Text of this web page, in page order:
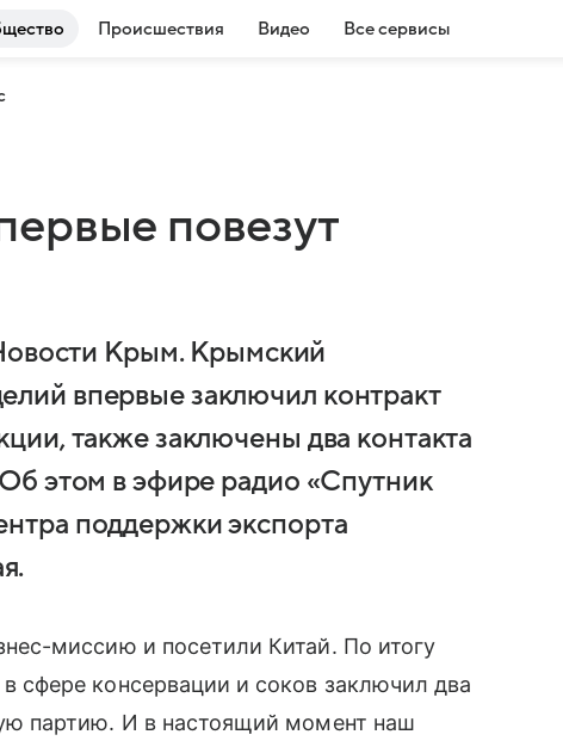
Происшествия Видео Все сервисы
повезут
Крым. Крымский
впервые заключил контракт
также заключены два контакта
этом в эфире радио «Спутник
поддержки экспорта
миссию и посетили Китай. По итогу
сфере консервации и соков заключил два
партию. И в настоящий момент наш